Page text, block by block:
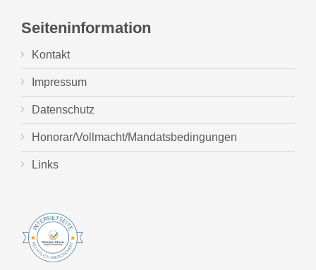
Seiteninformation
Kontakt
Impressum
Datenschutz
Honorar/Vollmacht/Mandatsbedingungen
Links